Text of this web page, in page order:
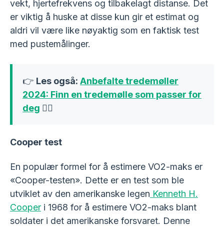
vekt, hjertefrekvens og tilbakelagt distanse. Det
er viktig å huske at disse kun gir et estimat og
aldri vil være like nøyaktig som en faktisk test
med pustemålinger.
👉 Les også: Anbefalte tredemøller
2024: Finn en tredemølle som passer for
deg 🏃‍♂️
Cooper test
En populær formel for å estimere VO2-maks er
«Cooper-testen». Dette er en test som ble
utviklet av den amerikanske legen Kenneth H.
Cooper i 1968 for å estimere VO2-maks blant
soldater i det amerikanske forsvaret. Denne